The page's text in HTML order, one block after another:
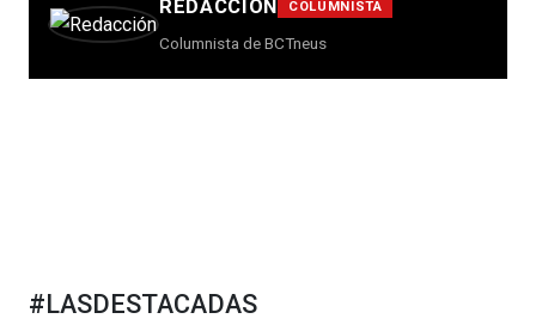
REDACCIÓN COLUMNISTA
Columnista de BCTneus
#LASDESTACADAS